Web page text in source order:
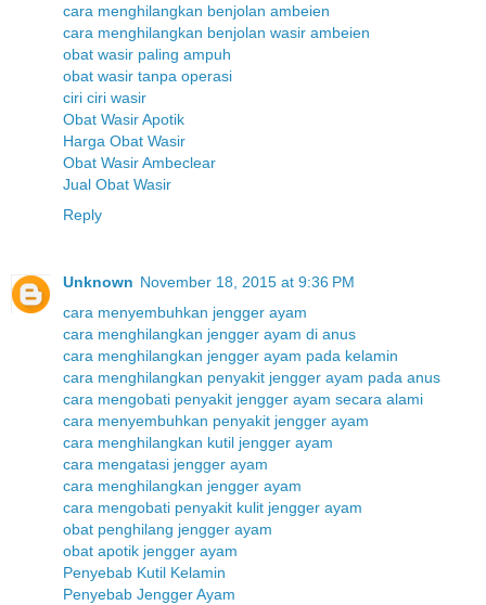
cara menghilangkan benjolan ambeien
cara menghilangkan benjolan wasir ambeien
obat wasir paling ampuh
obat wasir tanpa operasi
ciri ciri wasir
Obat Wasir Apotik
Harga Obat Wasir
Obat Wasir Ambeclear
Jual Obat Wasir
Reply
Unknown November 18, 2015 at 9:36 PM
cara menyembuhkan jengger ayam
cara menghilangkan jengger ayam di anus
cara menghilangkan jengger ayam pada kelamin
cara menghilangkan penyakit jengger ayam pada anus
cara mengobati penyakit jengger ayam secara alami
cara menyembuhkan penyakit jengger ayam
cara menghilangkan kutil jengger ayam
cara mengatasi jengger ayam
cara menghilangkan jengger ayam
cara mengobati penyakit kulit jengger ayam
obat penghilang jengger ayam
obat apotik jengger ayam
Penyebab Kutil Kelamin
Penyebab Jengger Ayam